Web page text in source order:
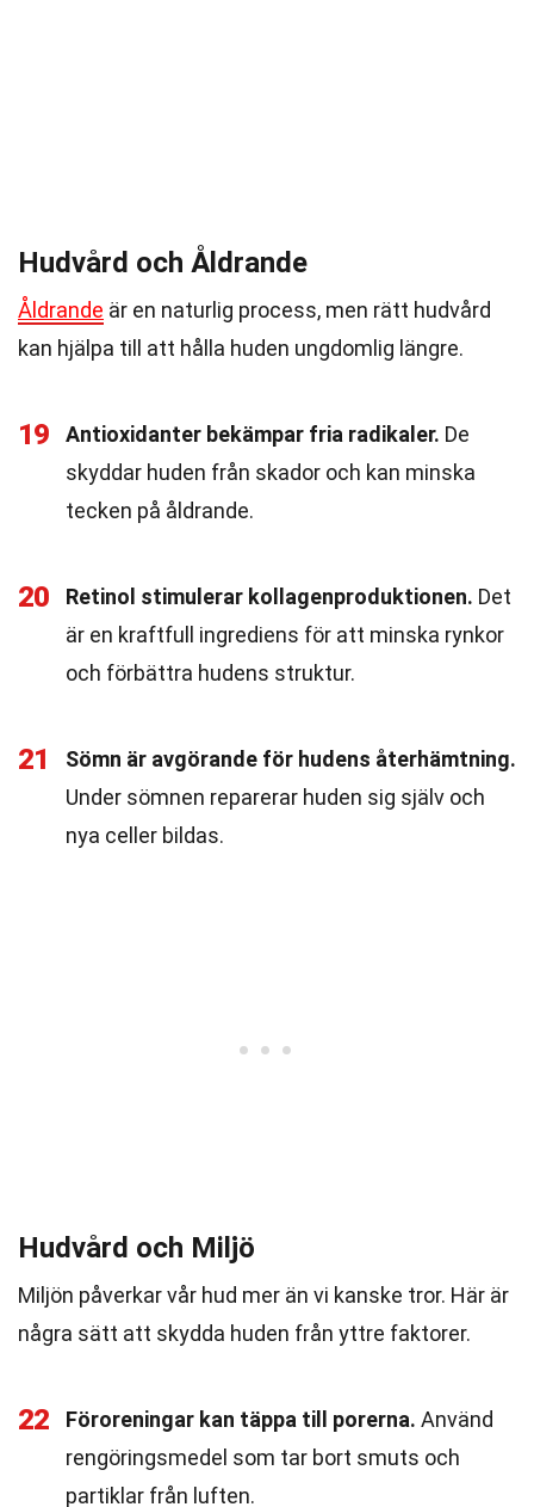
Hudvård och Åldrande
Åldrande är en naturlig process, men rätt hudvård
kan hjälpa till att hålla huden ungdomlig längre.
19 Antioxidanter bekämpar fria radikaler. De
skyddar huden från skador och kan minska
tecken på åldrande.
20 Retinol stimulerar kollagenproduktionen. Det
är en kraftfull ingrediens för att minska rynkor
och förbättra hudens struktur.
21
Sömn är avgörande för hudens återhämtning.
Under sömnen reparerar huden sig själv och
nya celler bildas.
Hudvård och Miljö
Miljön påverkar vår hud mer än vi kanske tror. Här är
några sätt att skydda huden från yttre faktorer.
22 Föroreningar kan täppa till porerna. Använd
rengöringsmedel som tar bort smuts och
partiklar från luften.